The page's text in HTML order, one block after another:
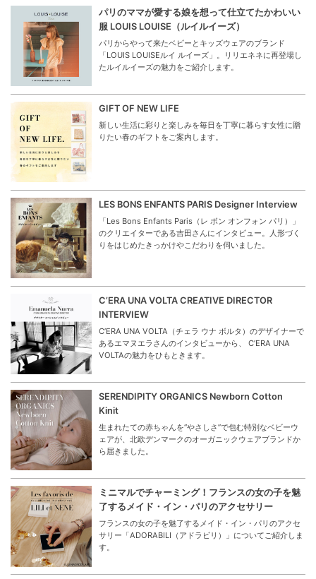
パリのママが愛する娘を想って仕立てたかわいい
服 LOUIS LOUISE（ルイルイーズ）
パリからやって来たベビーとキッズウェアのブランド
「LOUIS LOUISEルイ ルイーズ」。リリエネネに再登場し
たルイルイーズの魅力をご紹介します。
GIFT OF NEW LIFE
新しい生活に彩りと楽しみを毎日を丁寧に暮らす女性に贈
りたい春のギフトをご案内します。
LES BONS ENFANTS PARIS Designer Interview
「Les Bons Enfants Paris（レ ボン オンフォン パリ）」
のクリエイターである吉田さんにインタビュー。人形づく
りをはじめたきっかけやこだわりを伺いました。
C’ERA UNA VOLTA CREATIVE DIRECTOR
INTERVIEW
C’ERA UNA VOLTA（チェラ ウナ ボルタ）のデザイナーで
あるエマヌエラさんのインタビューから、 C’ERA UNA
VOLTAの魅力をひもときます。
SERENDIPITY ORGANICS Newborn Cotton
Kinit
生まれたての赤ちゃんを“やさしさ”で包む特別なベビーウ
ェアが、北欧デンマークのオーガニックウェアブランドか
ら届きました。
ミニマルでチャーミング！フランスの女の子を魅
了するメイド・イン・パリのアクセサリー
フランスの女の子を魅了するメイド・イン・パリのアクセ
サリー「ADORABILI（アドラビリ）」についてご紹介しま
す。